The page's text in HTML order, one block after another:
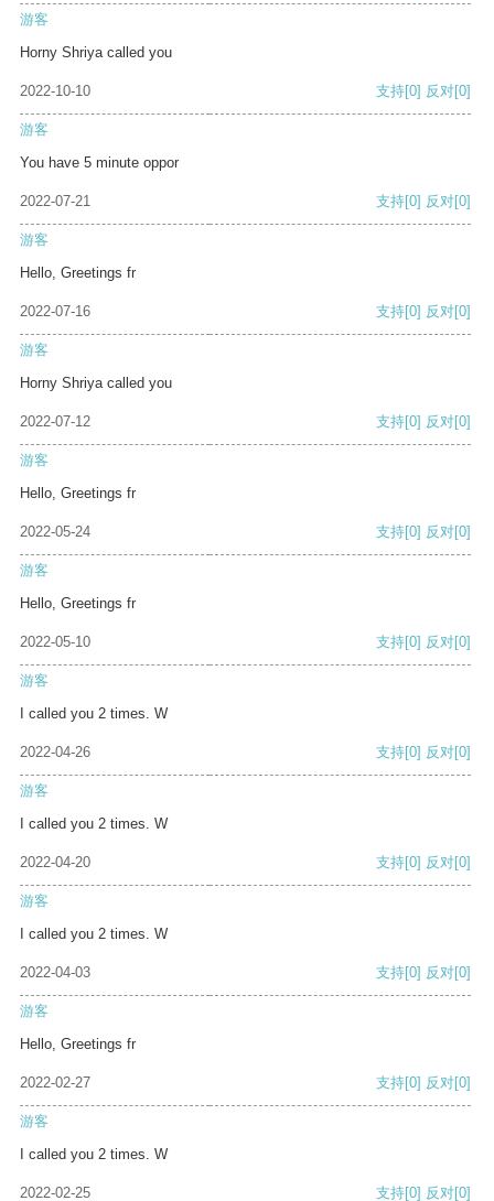
游客
Horny Shriya called you
2022-10-10 支持[0] 反对[0]
游客
You have 5 minute oppor
2022-07-21 支持[0] 反对[0]
游客
Hello, Greetings fr
2022-07-16 支持[0] 反对[0]
游客
Horny Shriya called you
2022-07-12 支持[0] 反对[0]
游客
Hello, Greetings fr
2022-05-24 支持[0] 反对[0]
游客
Hello, Greetings fr
2022-05-10 支持[0] 反对[0]
游客
I called you 2 times. W
2022-04-26 支持[0] 反对[0]
游客
I called you 2 times. W
2022-04-20 支持[0] 反对[0]
游客
I called you 2 times. W
2022-04-03 支持[0] 反对[0]
游客
Hello, Greetings fr
2022-02-27 支持[0] 反对[0]
游客
I called you 2 times. W
2022-02-25 支持[0] 反对[0]